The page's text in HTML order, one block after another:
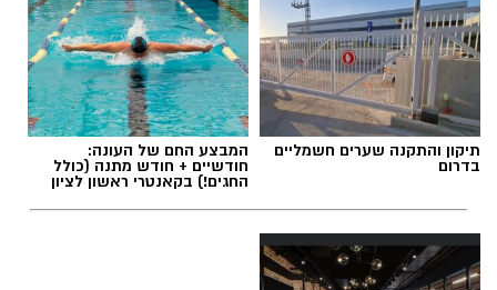
תיקון והתקנה שערים חשמליים
בדרום
המבצע החם של העונה:
חודשיים + חודש מתנה (כולל
החגים!) בקאנטרי ראשון לציון